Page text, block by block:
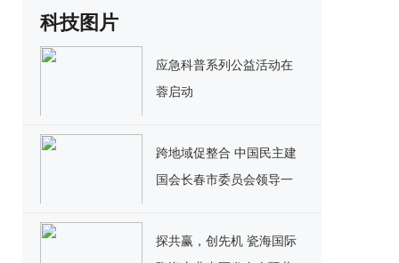
科技图片
应急科普系列公益活动在
蓉启动
跨地域促整合 中国民主建
国会长春市委员会领导一
探共赢，创先机 瓷海国际